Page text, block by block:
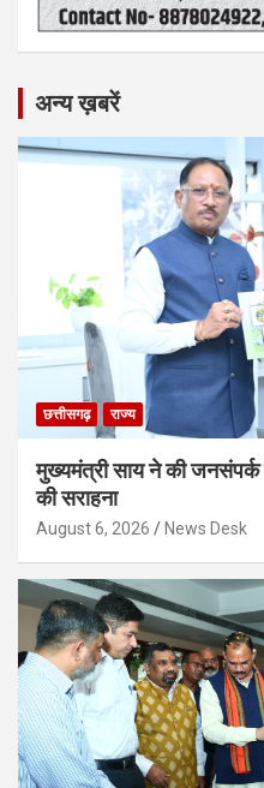
अन्य ख़बरें
छत्तीसगढ़ राज्य
मुख्यमंत्री साय ने की जनसंपर्क
की सराहना
August 6, 2026 News Desk